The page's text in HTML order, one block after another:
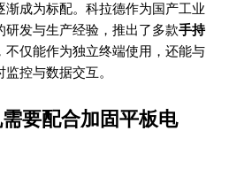
渐成为标配。科拉德作为国产工业
发与生产经验，推出了多款手持
不仅能作为独立终端使用，还能与
控与数据交互。
要配合加固平板电